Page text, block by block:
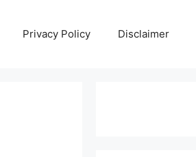
Privacy Policy Disclaimer